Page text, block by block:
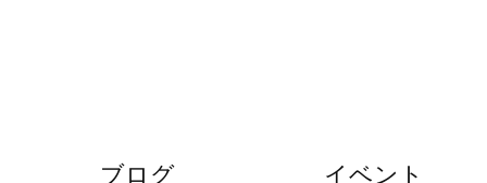
ブログ イベント